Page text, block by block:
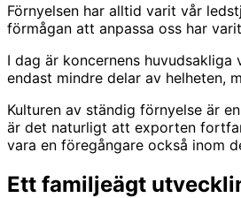
Förnyelsen har alltid varit vår
förmågan att anpassa oss har
I dag är koncernens
endast mindre delar av helheten,
Kulturen av ständig förnyelse är
är det naturligt att exporten
vara en föregångare också inom
Ett familjeägt